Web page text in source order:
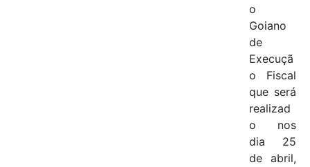
o
Goiano
de
Execuçã
o Fiscal
que será
realizad
o nos
dia 25
de abril,